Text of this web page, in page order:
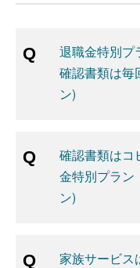
退職金特別プ
確認書類は毎
ン)
確認書類はコ
金特別プラン
ン)
家族サービス